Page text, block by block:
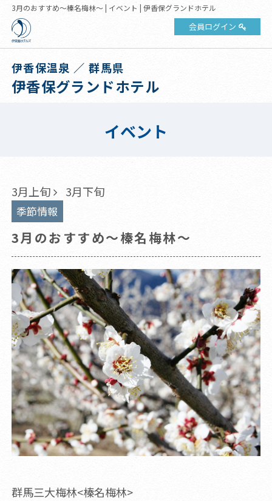
3月のおすすめ～榛名梅林～ | イベント | 伊香保グランドホテル
会員ログイン
伊香保温泉 ／ 群馬県
伊香保グランドホテル
イベント
3月上旬 3月下旬
季節情報
3月のおすすめ～榛名梅林～
群馬三大梅林<榛名梅林>